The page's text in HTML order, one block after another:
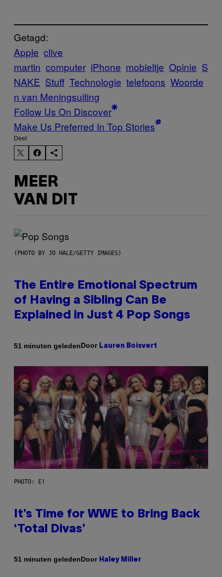
Getagd:
Apple clive
martin computer iPhone mobieltje Opinie S
NAKE Stuff Technologie telefoons Woorde
n van Meningsuiting
Follow Us On Discover
Make Us Preferred In Top Stories
Deel:
MEER
VAN DIT
(PHOTO BY JO HALE/GETTY IMAGES)
The Entire Emotional Spectrum
of Having a Sibling Can Be
Explained in Just 4 Pop Songs
51 minuten geledenDoor Lauren Boisvert
PHOTO: E!
It’s Time for WWE to Bring Back
‘Total Divas’
51 minuten geledenDoor Haley Miller